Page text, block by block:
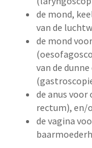
de mond,
van de
de mond
van de
de anus
rectum), en/
de vagina